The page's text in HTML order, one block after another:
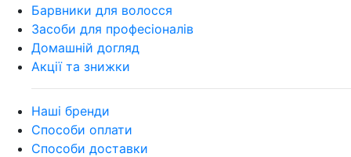
Барвники для волосся
Засоби для професіоналів
Домашній догляд
Акції та знижки
Наші бренди
Способи оплати
Способи доставки